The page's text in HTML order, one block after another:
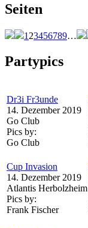
Seiten
1 23456789…
Partypics
Dr3i Fr3unde
14. Dezember 2019
Go Club
Pics by:
Go Club
Cup Invasion
14. Dezember 2019
Atlantis Herbolzheim
Pics by:
Frank Fischer